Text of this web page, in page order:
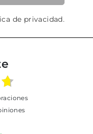
de privacidad.